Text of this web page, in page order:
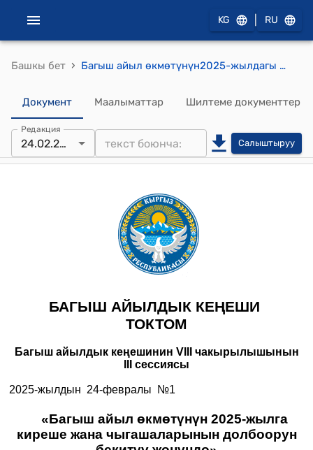
KG RU
Башкы бет › Багыш айыл өкмөтүнүн2025-жылдагы 24-февралдагы "Багыш айыл өкмөтүнүн 2025-жылга киреше жана чыгашаларынын долбоорун бекитүү жөнүндө" токтому
Документ Маалыматтар Шилтеме документтер
Редакция
24.02.2025 Салыштыруу